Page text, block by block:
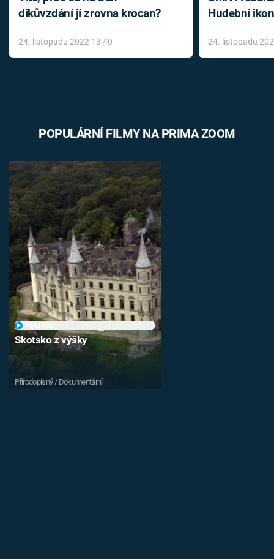
díkůvzdání jí zrovna krocan?
24. listopadu 2022 13:40
Hudební
léky
24. listopadu
POPULÁRNÍ FILMY NA PRIMA ZOOM
Skotsko z výšky
Přírodopisný / Dokumentární